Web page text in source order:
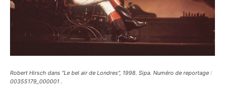
Robert Hirsch dans "Le bel air de Londres", 1998. Sipa. Numéro de reportage :
00355179_000001 .